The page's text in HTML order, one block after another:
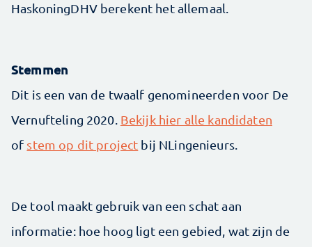
HaskoningDHV berekent het allemaal.
Stemmen
Dit is een van de twaalf genomineerden voor De
Vernufteling 2020. Bekijk hier alle kandidaten
of stem op dit project bij NLingenieurs.
De tool maakt gebruik van een schat aan
informatie: hoe hoog ligt een gebied, wat zijn de